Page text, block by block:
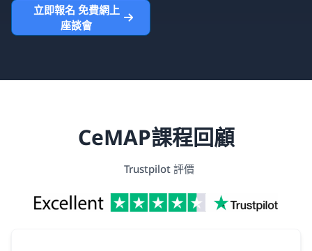
立即報名 免費網上
座談會
CeMAP課程回顧
Trustpilot 評價